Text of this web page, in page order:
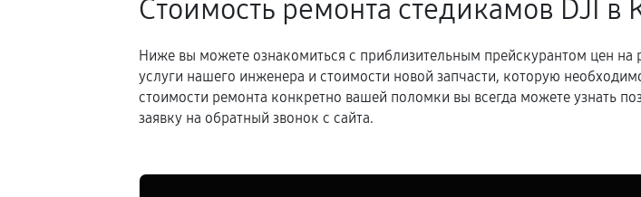
Стоимость ремонта стедикамов DJI в
Ниже вы можете ознакомиться с приблизительным прейскурантом цен на
услуги нашего инженера и стоимости новой запчасти, которую
стоимости ремонта конкретно вашей поломки вы всегда можете узнать
заявку на обратный звонок с сайта.